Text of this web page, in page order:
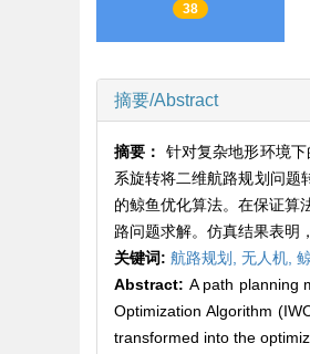
38
摘要/Abstract
摘要： 针对复杂地形环境
系旋转将二维航路规划问题
的鲸鱼优化算法。在保证算
路问题求解。仿真结果表明
关键词: 航路规划, 无人机,
Abstract: A path planning
Optimization Algorithm
transformed into the